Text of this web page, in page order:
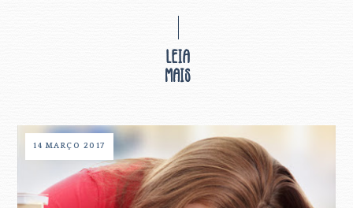
14 MARÇO 2017